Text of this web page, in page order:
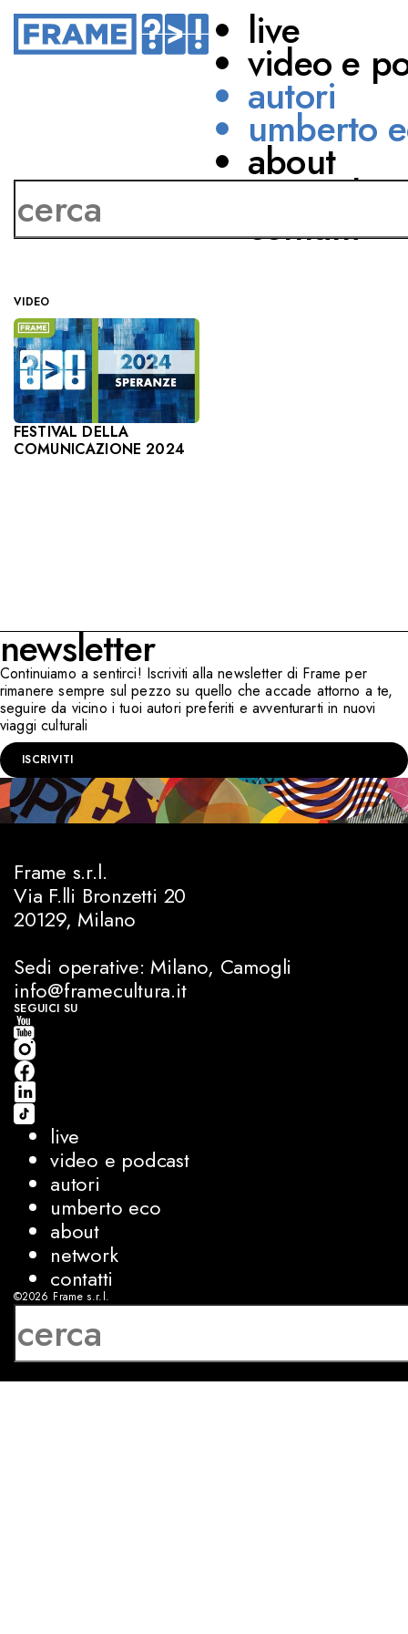
live
video e
autori
umberto
about
network
contatti
Alice Campani
VIDEO
FESTIVAL DELLA
COMUNICAZIONE 2024
newsletter
Continuiamo a sentirci! Iscriviti alla newsletter di Frame per
rimanere sempre sul pezzo su quello che accade attorno a te,
seguire da vicino i tuoi autori preferiti e avventurarti in nuovi
viaggi culturali
ISCRIVITI
Frame s.r.l.
Via F.lli Bronzetti 20
20129, Milano
Sedi operative: Milano, Camogli
info@framecultura.it
SEGUICI SU
live
video e podcast
autori
umberto eco
about
network
contatti
©2026 Frame s.r.l.
P.IVA 08927250962
sviluppo:Luca Bunino